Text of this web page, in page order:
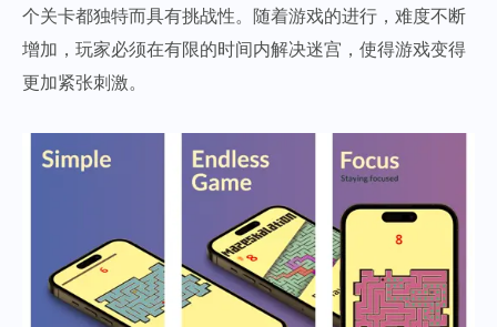
个关卡都独特而具有挑战性。随着游戏的进行，难度不断
增加，玩家必须在有限的时间内解决迷宫，使得游戏变得
更加紧张刺激。